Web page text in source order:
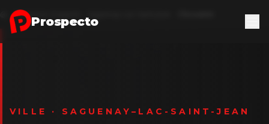
Aller au contenu principal
Prospecto
AccueilRéception d'appels
VILLE · SAGUENAY–LAC-SAINT-JEAN